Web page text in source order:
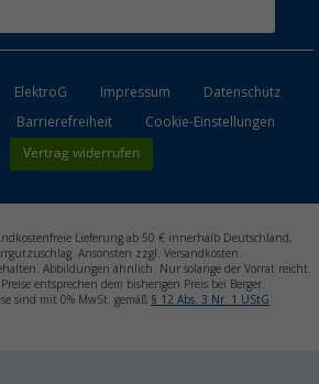
ElektroG Impressum
Datenschutz
Barrierefreiheit Cookie-Einstellungen
Vertrag widerrufen
Lieferung ab 50 € innerhalb Deutschland,
Ansonsten zzgl. Versandkosten.
Abbildungen ähnlich. Nur solange der Vorrat reicht.
entsprechen dem bisherigen Preis bei Berger.
sind mit 0% MwSt. gemäß § 12 Abs. 3 Nr. 1 UStG